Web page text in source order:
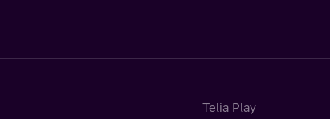
Telia Play